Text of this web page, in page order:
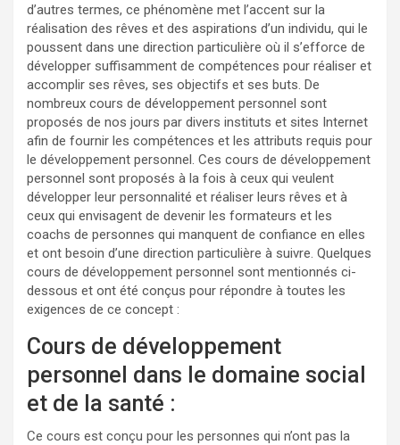
d’autres termes, ce phénomène met l’accent sur la
réalisation des rêves et des aspirations d’un individu, qui le
poussent dans une direction particulière où il s’efforce de
développer suffisamment de compétences pour réaliser et
accomplir ses rêves, ses objectifs et ses buts. De
nombreux cours de développement personnel sont
proposés de nos jours par divers instituts et sites Internet
afin de fournir les compétences et les attributs requis pour
le développement personnel. Ces cours de développement
personnel sont proposés à la fois à ceux qui veulent
développer leur personnalité et réaliser leurs rêves et à
ceux qui envisagent de devenir les formateurs et les
coachs de personnes qui manquent de confiance en elles
et ont besoin d’une direction particulière à suivre. Quelques
cours de développement personnel sont mentionnés ci-
dessous et ont été conçus pour répondre à toutes les
exigences de ce concept :
Cours de développement
personnel dans le domaine social
et de la santé :
Ce cours est conçu pour les personnes qui n’ont pas la